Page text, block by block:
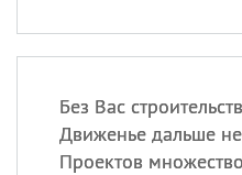
Без Вас
Движенье дальше
Проектов